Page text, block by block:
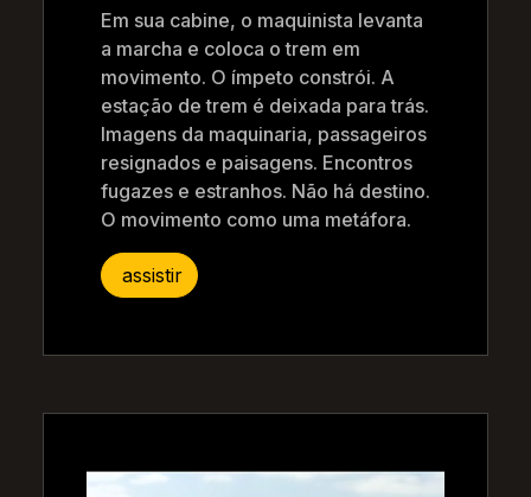
Em sua cabine, o maquinista levanta
a marcha e coloca o trem em
movimento. O ímpeto constrói. A
estação de trem é deixada para trás.
Imagens da maquinaria, passageiros
resignados e paisagens. Encontros
fugazes e estranhos. Não há destino.
O movimento como uma metáfora.
assistir